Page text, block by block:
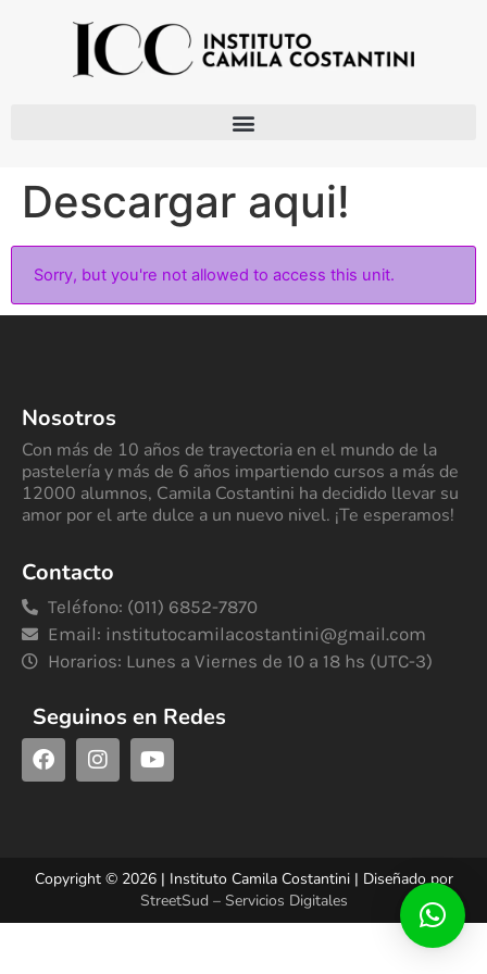
Descargar aqui!
Sorry, but you're not allowed to access this unit.
Nosotros
Con más de 10 años de trayectoria en el mundo de la
pastelería y más de 6 años impartiendo cursos a más de
12000 alumnos, Camila Costantini ha decidido llevar su
amor por el arte dulce a un nuevo nivel. ¡Te esperamos!
Contacto
Teléfono: (011) 6852-7870
Email: institutocamilacostantini@gmail.com
Horarios: Lunes a Viernes de 10 a 18 hs (UTC-3)
Seguinos en Redes
Copyright © 2026 | Instituto Camila Costantini | Diseñado por
StreetSud – Servicios Digitales